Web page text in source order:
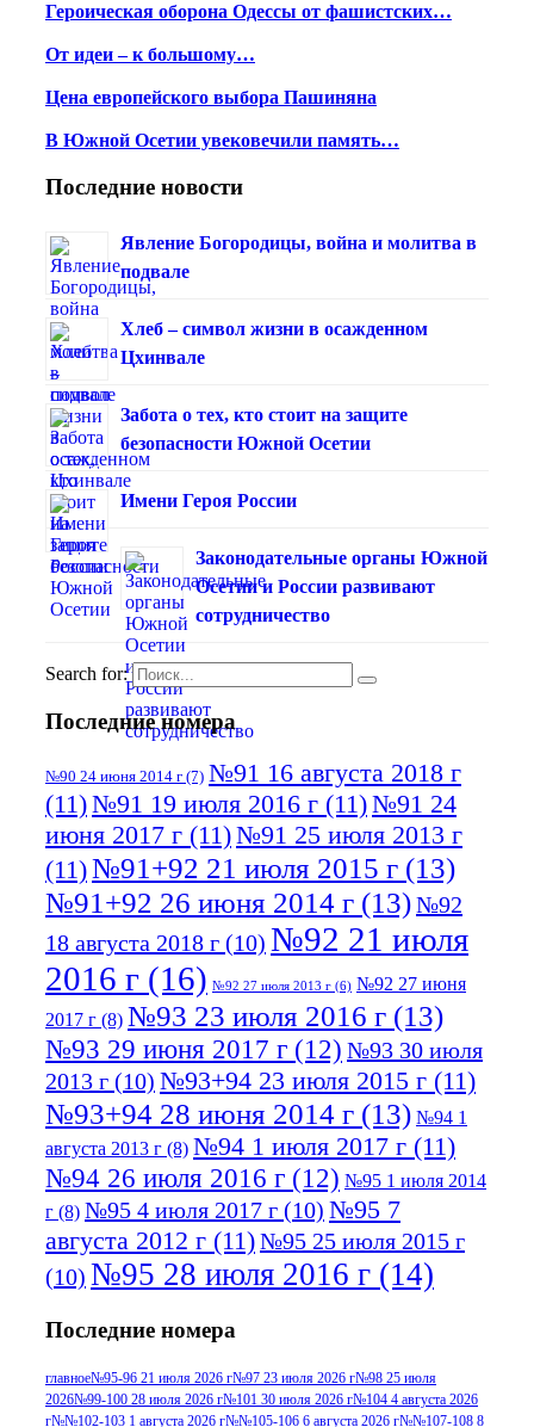
Героическая оборона Одессы от фашистских…
От идеи – к большому…
Цена европейского выбора Пашиняна
В Южной Осетии увековечили память…
Последние новости
Явление Богородицы, война и молитва в
подвале
Хлеб – символ жизни в осажденном
Цхинвале
Забота о тех, кто стоит на защите
безопасности Южной Осетии
Имени Героя России
Законодательные органы Южной
Осетии и России развивают
сотрудничество
Search for:
Последние номера
№90 24 июня 2014 г (7) №91 16 августа 2018 г
(11)№91 19 июля 2016 г (11)№91 24
июня 2017 г (11)№91 25 июля 2013 г
(11)№91+92 21 июля 2015 г (13)
№91+92 26 июня 2014 г (13)№92
18 августа 2018 г (10) №92 21 июля
2016 г (16) №92 27 июля 2013 г (6) №92 27 июня
2017 г (8) №93 23 июля 2016 г (13)
№93 29 июня 2017 г (12) №93 30 июля
2013 г (10) №93+94 23 июля 2015 г (11)
№93+94 28 июня 2014 г (13) №94 1
августа 2013 г (8) №94 1 июля 2017 г (11)
№94 26 июля 2016 г (12) №95 1 июля 2014
г (8) №95 4 июля 2017 г (10) №95 7
августа 2012 г (11)№95 25 июля 2015 г
(10) №95 28 июля 2016 г (14)
июля 2017 г(11)№96 9 августа 2012
г(13) №96 28 июля 2015 г(9) №96+97 3
июля 2014 г(10)№96+97 30 июля
Последние номера
главное№95-96 21 июля 2026 г№97 23 июля 2026 г№98 25 июля
2026№99-100 28 июля 2026 г№101 30 июля 2026 г№104 4 августа 2026
г№№102-103 1 августа 2026 г№№105-106 6 августа 2026 г№№107-108 8